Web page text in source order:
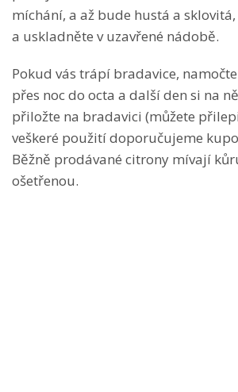
míchání, a až bude hustá a
a uskladněte v uzavřené nádobě.
Pokud vás trápí bradavice,
přes noc do octa a další den si na
přiložte na bradavici (můžete
veškeré použití doporučujeme
Běžně prodávané citrony mívají
ošetřenou.